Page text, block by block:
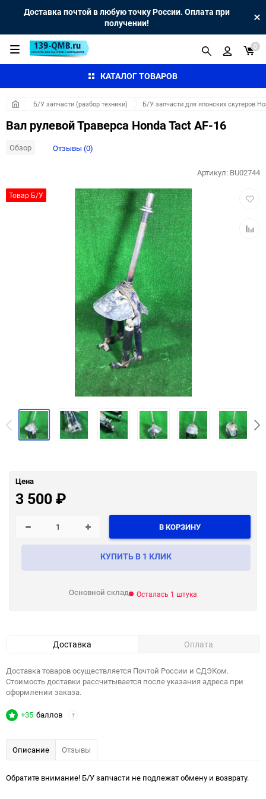
Доставка почтой в любую точку России. Оплата при
получении!
КАТАЛОГ ТОВАРОВ
0
Б/У запчасти (разбор техники) Б/У запчасти для японских скутеров
Вал рулевой Траверса Honda Tact AF-16
Обзор Отзывы (0)
Товар Б/У
Артикул: BU02744
Цена
3 500₽
В КОРЗИНУ
КУПИТЬ В 1 КЛИК
Основной склад Осталась 1 штука
Доставка Оплата
Доставка товаров осуществляется Почтой России и СДЭКом.
Стоимость доставки рассчитывается после указания адреса при
оформлении заказа.
+35 баллов ?
Описание Отзывы
Обратите внимание! Б/У запчасти не подлежат обмену и возврату.